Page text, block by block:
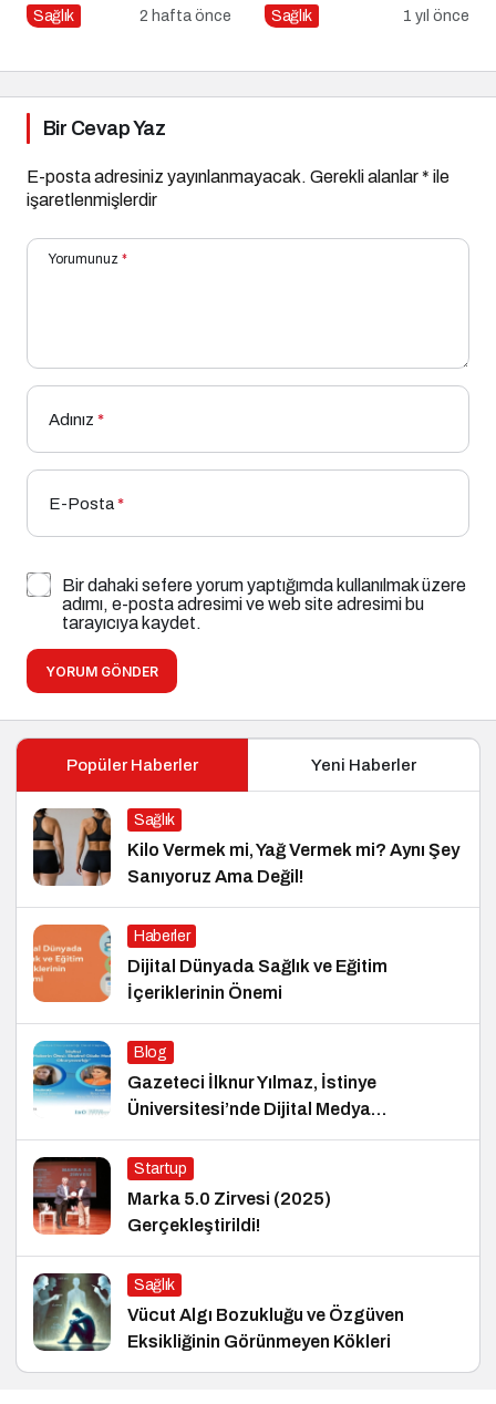
Satın Alma Psikolojisi
Sağlık 2 hafta önce
Belirtileri ve Etkili
Sağlık 1 yıl önce
Bir Cevap Yaz
E-posta adresiniz yayınlanmayacak. Gerekli alanlar* ile
işaretlenmişlerdir
Yorumunuz *
Adınız *
E-Posta*
Bir dahaki sefere yorum yaptığımda kullanılmak üzere
adımı, e-posta adresimi ve web site adresimi bu
tarayıcıya kaydet.
YORUM GÖNDER
Popüler Haberler Yeni Haberler
Sağlık
Kilo Vermek mi, Yağ Vermek mi? Aynı Şey
Sanıyoruz Ama Değil!
Haberler
Dijital Dünyada Sağlık ve Eğitim
İçeriklerinin Önemi
Blog
Gazeteci İlknur Yılmaz, İstinye
Üniversitesi’nde Dijital Medya
Okuryazarlığı Dersinin Konuğu Oldu
Startup
Marka 5.0 Zirvesi (2025)
Gerçekleştirildi!
Sağlık
Vücut Algı Bozukluğu ve Özgüven
Eksikliğinin Görünmeyen Kökleri